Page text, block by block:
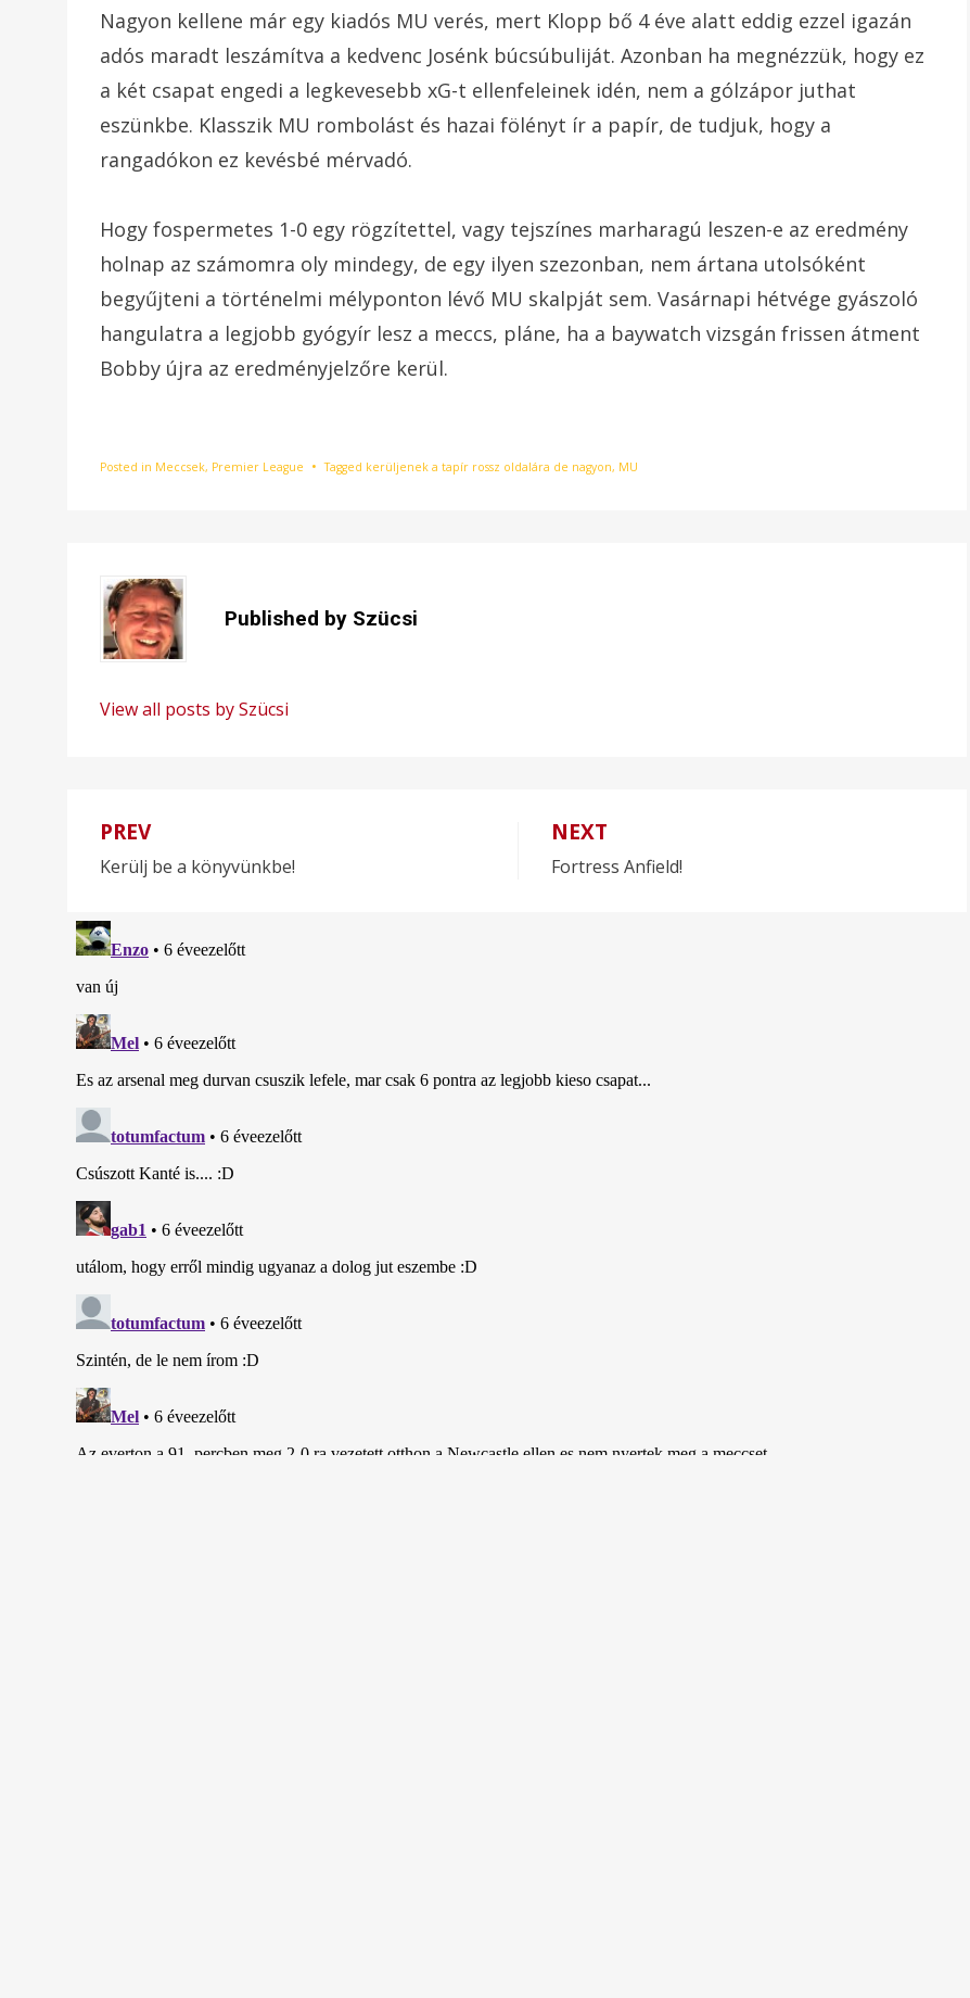
Nagyon kellene már egy kiadós MU verés, mert Klopp bő 4 éve alatt eddig ezzel igazán
adós maradt leszámítva a kedvenc Josénk búcsúbuliját. Azonban ha megnézzük, hogy ez
a két csapat engedi a legkevesebb xG-t ellenfeleinek idén, nem a gólzápor juthat
eszünkbe. Klasszik MU rombolást és hazai fölényt ír a papír, de tudjuk, hogy a
rangadókon ez kevésbé mérvadó.
Hogy fospermetes 1-0 egy rögzítettel, vagy tejszínes marharagú leszen-e az eredmény
holnap az számomra oly mindegy, de egy ilyen szezonban, nem ártana utolsóként
begyűjteni a történelmi mélyponton lévő MU skalpját sem. Vasárnapi hétvége gyászoló
hangulatra a legjobb gyógyír lesz a meccs, pláne, ha a baywatch vizsgán frissen átment
Bobby újra az eredményjelzőre kerül.
Posted in Meccsek, Premier League Tagged kerüljenek a tapír rossz oldalára de nagyon, MU
Published by Szücsi
View all posts by Szücsi
Bejegyzés
navigáció
PREV
Kerülj be a könyvünkbe!
NEXT
Fortress Anfield!